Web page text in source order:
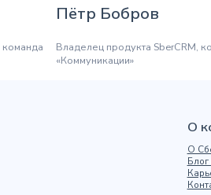
команда
Пётр Бобров
Владелец продукта SberCRM,
«Коммуникации»
О
О